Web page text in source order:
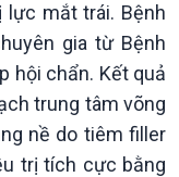
mắt trái. Bệnh
gia từ Bệnh
hội chẩn. Kết quả
trung tâm võng
nề do tiêm filler
trị tích cực bằng